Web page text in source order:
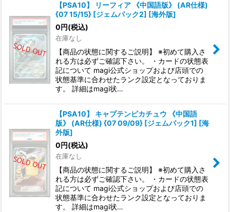
【PSA10】 リーフィア 《中国語版》 (AR仕様)
{07 15/15} [ジェムパック2] [海外版]
0円(税込)
在庫なし
【商品の状態に関するご説明】 ※初めて購入さ
れる方は必ずご確認下さい。 ・カードの状態表
記について magi公式ショップおよび店頭での
状態基準に合わせたランク設定となっておりま
す。 詳細はmagi状…
【PSA10】 キャプテンピカチュウ 《中国語
版》 (AR仕様) {07 09/09} [ジェムパック1] [海
外版]
0円(税込)
在庫なし
【商品の状態に関するご説明】 ※初めて購入さ
れる方は必ずご確認下さい。 ・カードの状態表
記について magi公式ショップおよび店頭での
状態基準に合わせたランク設定となっておりま
す。 詳細はmagi状…